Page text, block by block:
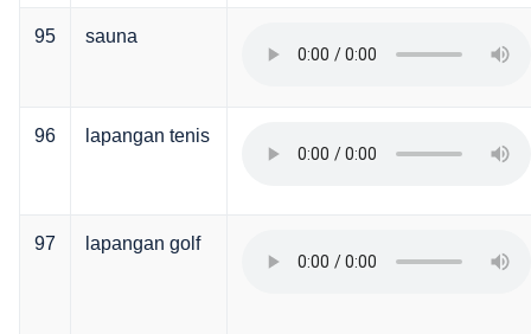
95 sauna
96 lapangan tenis
97 lapangan golf